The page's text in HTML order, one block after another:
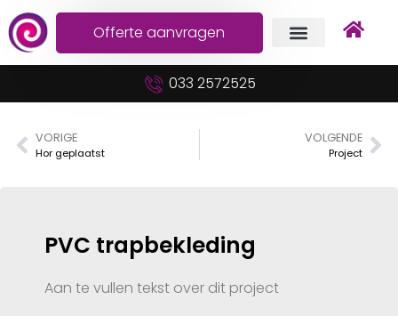
Offerte aanvragen
033 2572525
VORIGE
Hor geplaatst
VOLGENDE
Project
PVC trapbekleding
Aan te vullen tekst over dit project